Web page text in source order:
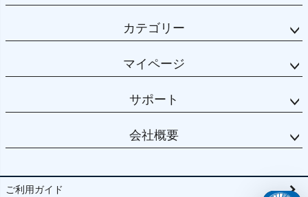
カテゴリー
マイページ
サポート
会社概要
ご利用ガイド